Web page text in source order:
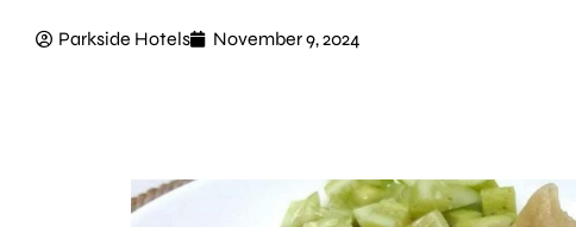
Parkside Hotels November 9, 2024